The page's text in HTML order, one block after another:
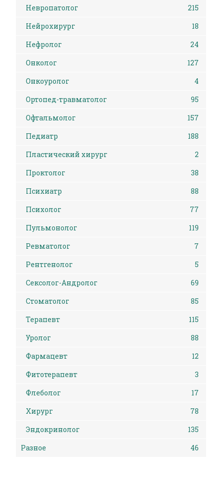
Невропатолог
215
Нейрохирург
18
Нефролог
24
Онколог
127
Онкоуролог
4
Ортопед-травматолог
95
Офтальмолог
157
Педиатр
188
Пластический хирург
2
Проктолог
38
Психиатр
88
Психолог
77
Пульмонолог
119
Ревматолог
7
Рентгенолог
5
Сексолог-Андролог
69
Стоматолог
85
Терапевт
115
Уролог
88
Фармацевт
12
Фитотерапевт
3
Флеболог
17
Хирург
78
Эндокринолог
135
Разное
46